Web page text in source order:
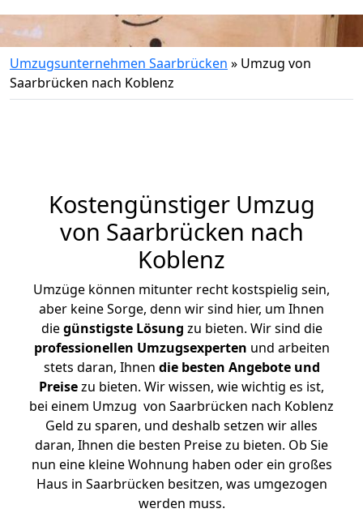
Umzugsunternehmen Saarbrücken » Umzug von
Saarbrücken nach Koblenz
Kostengünstiger Umzug
von Saarbrücken nach
Koblenz
Umzüge können mitunter recht kostspielig sein,
aber keine Sorge, denn wir sind hier, um Ihnen
diegünstigste Lösung zu bieten. Wir sind die
professionellen Umzugsexperten und arbeiten
stets daran, Ihnen die besten Angebote und
Preisezu bieten. Wir wissen, wie wichtig es ist,
bei einem Umzug von Saarbrücken nach Koblenz
Geld zu sparen, und deshalb setzen wir alles
daran, Ihnen die besten Preise zu bieten. Ob Sie
nun eine kleine Wohnung haben oder ein großes
Haus in Saarbrücken besitzen, was umgezogen
werden muss.